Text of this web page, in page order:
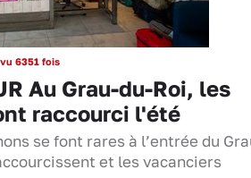
vu 6351 fois
Au Grau-du-Roi, les
raccourci l'été
se font rares à l’entrée du
et les vacanciers